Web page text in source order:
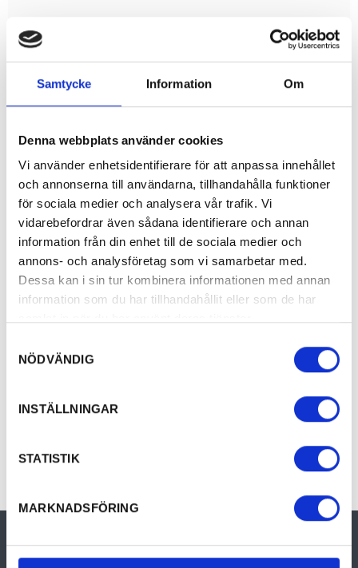
Samtycke Information Om
Denna webbplats använder cookies
Vi använder enhetsidentifierare för att anpassa innehållet
och annonserna till användarna, tillhandahålla funktioner
för sociala medier och analysera vår trafik. Vi
vidarebefordrar även sådana identifierare och annan
information från din enhet till de sociala medier och
annons- och analysföretag som vi samarbetar med.
Dessa kan i sin tur kombinera informationen med annan
information som du har tillhandahållit eller som de har
NÖDVÄNDIG
INSTÄLLNINGAR
STATISTIK
MARKNADSFÖRING
Relaterade produkter
Äkta gårdsbutik med KRAV-grönsaker, egen sylt,
Lakene
ostar av…
Visit Hagfors